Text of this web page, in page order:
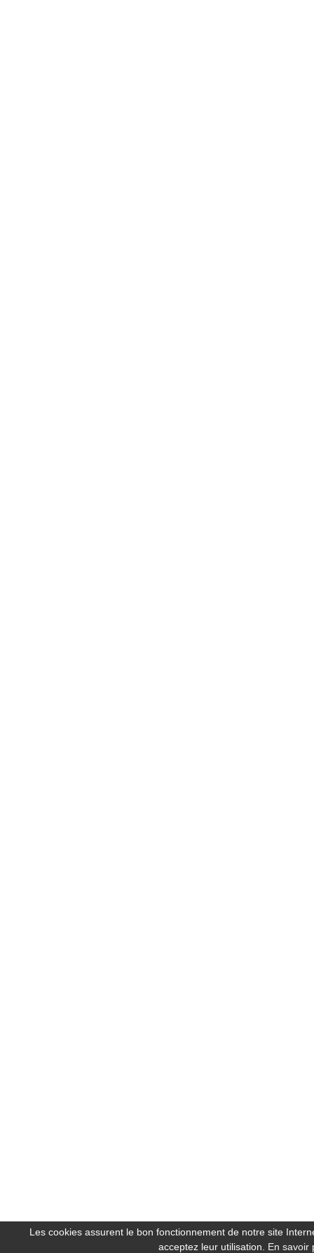
Les cookies assurent le bon fonctionnement de notre site
acceptez leur utilisation. En savoir